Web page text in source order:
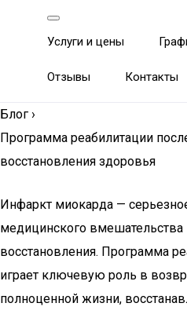
Услуги и цены
Отзывы Контакты
Блог ›
Программа реабилитации
восстановления здоровья
Инфаркт миокарда —
медицинского вмешательства
восстановления. Программа
играет ключевую роль в
полноценной жизни,